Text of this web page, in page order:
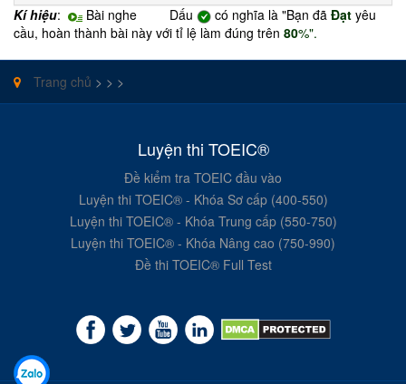
Kí hiệu: Bài nghe Dấu có nghĩa là "Bạn đã Đạt yêu
cầu, hoàn thành bài này với tỉ lệ làm đúng trên 80%".
Trang chủ > > >
Luyện thi TOEIC®
Đề kiểm tra TOEIC đầu vào
Luyện thi TOEIC® - Khóa Sơ cấp (400-550)
Luyện thi TOEIC® - Khóa Trung cấp (550-750)
Luyện thi TOEIC® - Khóa Nâng cao (750-990)
Đề thi TOEIC® Full Test